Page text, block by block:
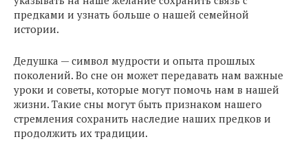
предками и узнать больше о нашей семейной
истории.
Дедушка — символ мудрости и опыта прошлых
поколений. Во сне он может передавать нам важные
уроки и советы, которые могут помочь нам в нашей
жизни. Такие сны могут быть признаком нашего
стремления сохранить наследие наших предков и
продолжить их традиции.